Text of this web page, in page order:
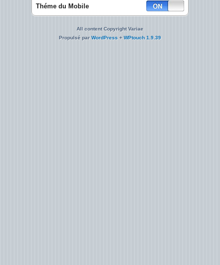
Théme du Mobile
All content Copyright Variae
Propulsé parWordPress + WPtouch 1.9.39